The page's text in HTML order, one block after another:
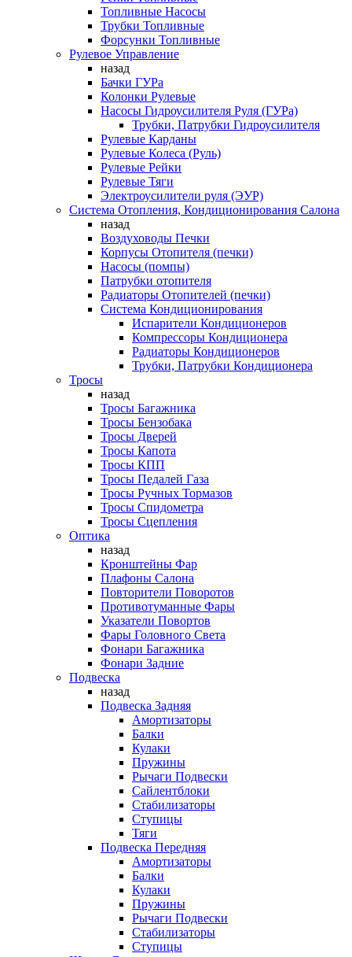
Топливные Насосы
Трубки Топливные
Форсунки Топливные
Рулевое Управление
назад
Бачки ГУРа
Колонки Рулевые
Насосы Гидроусилителя Руля (ГУРа)
Трубки, Патрубки Гидроусилителя
Рулевые Карданы
Рулевые Колеса (Руль)
Рулевые Рейки
Рулевые Тяги
Электроусилители руля (ЭУР)
Система Отопления, Кондиционирования Салона
назад
Воздуховоды Печки
Корпусы Отопителя (печки)
Насосы (помпы)
Патрубки отопителя
Радиаторы Отопителей (печки)
Система Кондиционирования
Испарители Кондиционеров
Компрессоры Кондиционера
Радиаторы Кондиционеров
Трубки, Патрубки Кондиционера
Тросы
назад
Тросы Багажника
Тросы Бензобака
Тросы Дверей
Тросы Капота
Тросы КПП
Тросы Педалей Газа
Тросы Ручных Тормазов
Тросы Спидометра
Тросы Сцепления
Оптика
назад
Кронштейны Фар
Плафоны Салона
Повторители Поворотов
Противотуманные Фары
Указатели Повортов
Фары Головного Света
Фонари Багажника
Фонари Задние
Подвеска
назад
Подвеска Задняя
Амортизаторы
Балки
Кулаки
Пружины
Рычаги Подвески
Сайлентблоки
Стабилизаторы
Ступицы
Тяги
Подвеска Передняя
Амортизаторы
Балки
Кулаки
Пружины
Рычаги Подвески
Стабилизаторы
Ступицы